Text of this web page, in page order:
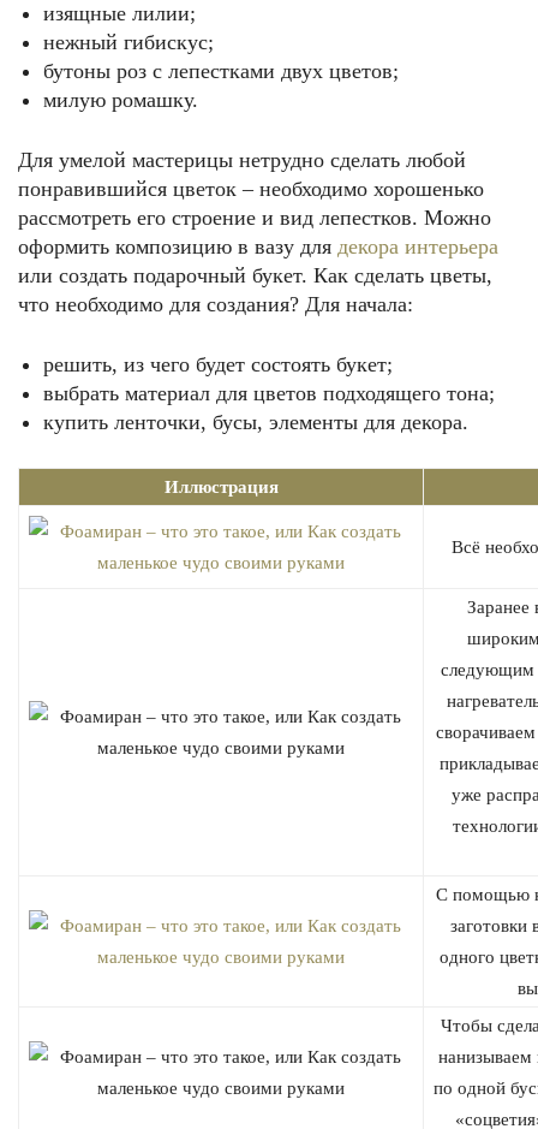
Изящные и простые в исполнении приглашения на свадьбу
Идеальное обрамление для памятной даты
изящные лилии;
нежный гибискус;
бутоны роз с лепестками двух цветов;
милую ромашку.
Для умелой мастерицы нетрудно сделать любой
понравившийся цветок – необходимо хорошенько
рассмотреть его строение и вид лепестков. Можно
оформить композицию в вазу для декора интерьера
или создать подарочный букет. Как сделать цветы,
что необходимо для создания? Для начала:
решить, из чего будет состоять букет;
выбрать материал для цветов подходящего тона;
купить ленточки, бусы, элементы для декора.
Иллюстрация
Всё
Заранее
следующим
уже
С помощью
одного
Чтобы
нанизываем
по одной